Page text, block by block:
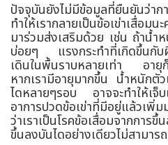
ปัจจุบันยังไม่มีข้อมูลที่ยืนยันว่
ทำให้เรากลายเป็นข้อเข่าเสื่อม
มาร่วมส่งเสริมด้วย เช่น ถ้าน้
บ่อยๆ แรงกระทำที่เกิดขึ้นกับผิ
เดินในพื้นราบหลายเท่า อายุก็
หากเรามีอายุมากขึ้น น้ำหนักตั
ไดหลายๆรอบ อาจจะทำให้เจ็
อาการปวดข้อเข่าที่มีอยู่แล้วเพิ่
ว่าเราเป็นโรคข้อเสื่อมจากกา
ขึ้นลงบันไดอย่างเดียวไม่สามาร